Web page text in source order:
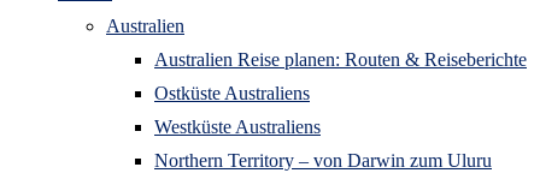
Australien
Australien Reise planen: Routen & Reiseberichte
Ostküste Australiens
Westküste Australiens
Northern Territory – von Darwin zum Uluru